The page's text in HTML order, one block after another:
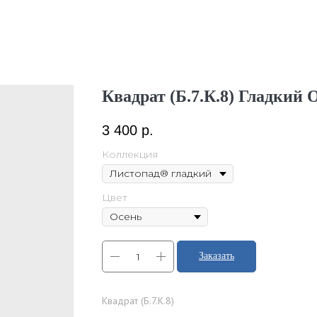
Квадрат (Б.7.К.8) Гладкий
3 400 р.
Коллекция
Цвет
Заказать
Квадрат (Б.7.К.8)